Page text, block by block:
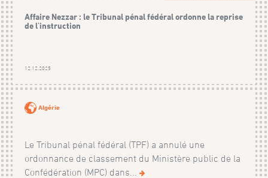
Affaire Nezzar : le Tribunal pénal fédéral ordonne la reprise
de l'instruction
12.12.2025
Algérie
Le Tribunal pénal fédéral (TPF) a annulé une
ordonnance de classement du Ministère public de la
Confédération (MPC) dans...